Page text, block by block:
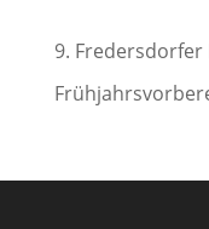
9.